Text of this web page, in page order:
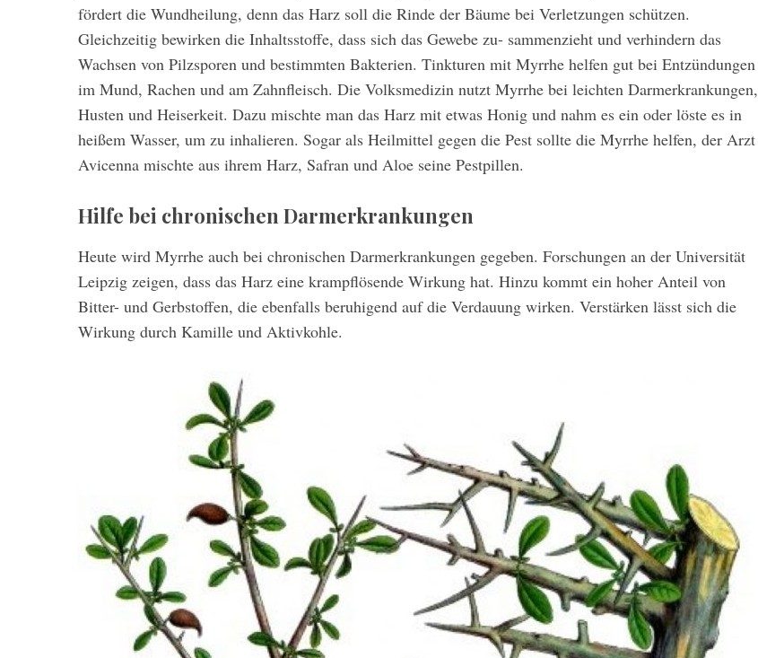
fördert die Wundheilung, denn das Harz soll die Rinde der Bäume bei Verletzungen schützen.
Gleichzeitig bewirken die Inhaltsstoffe, dass sich das Gewebe zu- sammenzieht und verhindern das
Wachsen von Pilzsporen und bestimmten Bakterien. Tinkturen mit Myrrhe helfen gut bei Entzündungen
im Mund, Rachen und am Zahnfleisch. Die Volksmedizin nutzt Myrrhe bei leichten Darmerkrankungen,
Husten und Heiserkeit. Dazu mischte man das Harz mit etwas Honig und nahm es ein oder löste es in
heißem Wasser, um zu inhalieren. Sogar als Heilmittel gegen die Pest sollte die Myrrhe helfen, der Arzt
Avicenna mischte aus ihrem Harz, Safran und Aloe seine Pestpillen.
Hilfe bei chronischen Darmerkrankungen
Heute wird Myrrhe auch bei chronischen Darmerkrankungen gegeben. Forschungen an der Universität
Leipzig zeigen, dass das Harz eine krampflösende Wirkung hat. Hinzu kommt ein hoher Anteil von
Bitter- und Gerbstoffen, die ebenfalls beruhigend auf die Verdauung wirken. Verstärken lässt sich die
Wirkung durch Kamille und Aktivkohle.